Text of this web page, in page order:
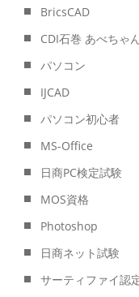
BricsCAD
CDI石巻 あべちゃ
パソコン
IJCAD
パソコン初心者
MS-Office
日商PC検定試験
MOS資格
Photoshop
日商ネット試験
サーティファイ認